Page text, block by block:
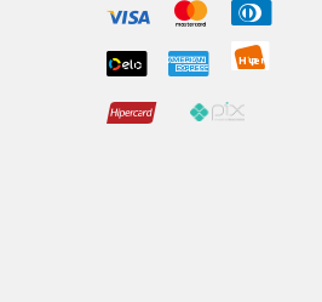
LS1930 STD
DIESEL (1987 -